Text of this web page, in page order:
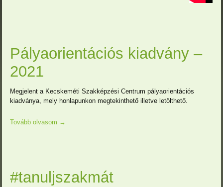
Pályaorientációs kiadvány –
2021
Megjelent a Kecskeméti Szakképzési Centrum pályaorientációs
kiadványa, mely honlapunkon megtekinthető illetve letölthető.
Tovább olvasom →
#tanuljszakmát